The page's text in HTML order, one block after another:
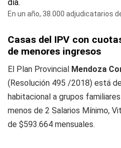
En un año, 38.000 adjudicatarios
Casas del IPV con
de menores ingresos
El Plan Provincial Mendoza
(Resolución 495 /2018) está
habitacional a grupos
menos de 2 Salarios Mínimo,
de $593.664 mensuales.